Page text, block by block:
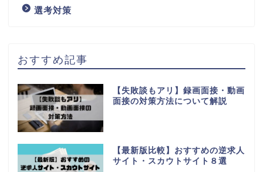
選考対策
おすすめ記事
【失敗談もアリ】録画面接・動画
面接の対策方法について解説
【最新版比較】おすすめの逆求人
サイト・スカウトサイト８選